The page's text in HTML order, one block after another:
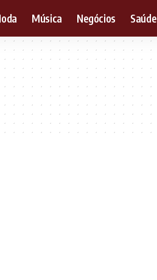
Música Negócios Saúde